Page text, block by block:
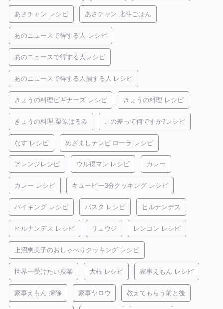
あさチャン レシピ あさチャン 北斗ごはん
あのニュースで得する人 レシピ
あのニュースで得する人レシピ
あのニュースで得する人損する人 レシピ
きょうの料理ビギナーズ レシピ きょうの料理 レシピ
きょうの料理 栗原はるみ この差って何ですか?レシピ
なす レシピ めざましテレビ ローラ レシピ
アレンジレシピ ウル得マン レシピ カレー
カレー レシピ キューピー3分クッキング レシピ
バイキング レシピ パスタ レシピ ヒルナンデス
ヒルナンデス レシピ リュウジ レンコン レシピ
上沼恵美子のおしゃべりクッキング レシピ
世界一受けたい授業 大根 レシピ 家事えもん レシピ
家事えもん 掃除 家事ヤロウ 教えてもらう前と後